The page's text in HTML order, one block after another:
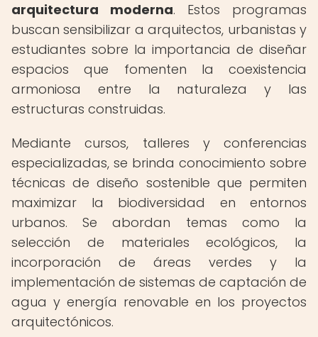
arquitectura moderna. Estos programas
buscan sensibilizar a arquitectos, urbanistas y
estudiantes sobre la importancia de diseñar
espacios que fomenten la coexistencia
armoniosa entre la naturaleza y las
estructuras construidas.
Mediante cursos, talleres y conferencias
especializadas, se brinda conocimiento sobre
técnicas de diseño sostenible que permiten
maximizar la biodiversidad en entornos
urbanos. Se abordan temas como la
selección de materiales ecológicos, la
incorporación de áreas verdes y la
implementación de sistemas de captación de
agua y energía renovable en los proyectos
arquitectónicos.